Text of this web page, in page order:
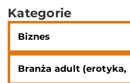
Kategorie
Biznes
Branża adult (erotyka,